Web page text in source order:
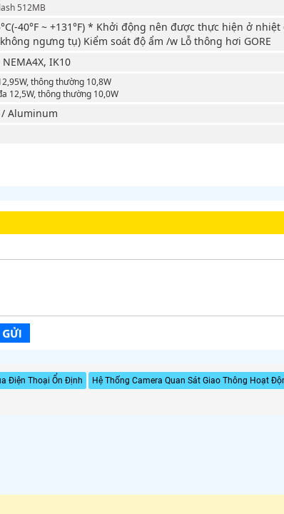
512MB
40°F ~ +131°F) * Khởi động nên được thực hiện ở
ngưng tụ) Kiểm soát độ ẩm /w Lỗ thông hơi GORE
IK10
thông thường 10,8W
12,5W, thông thường 10,0W
Aluminum
Điện Thoại Ổn Định Hệ Thống Camera Quan Sát Giao Thông Hoạt